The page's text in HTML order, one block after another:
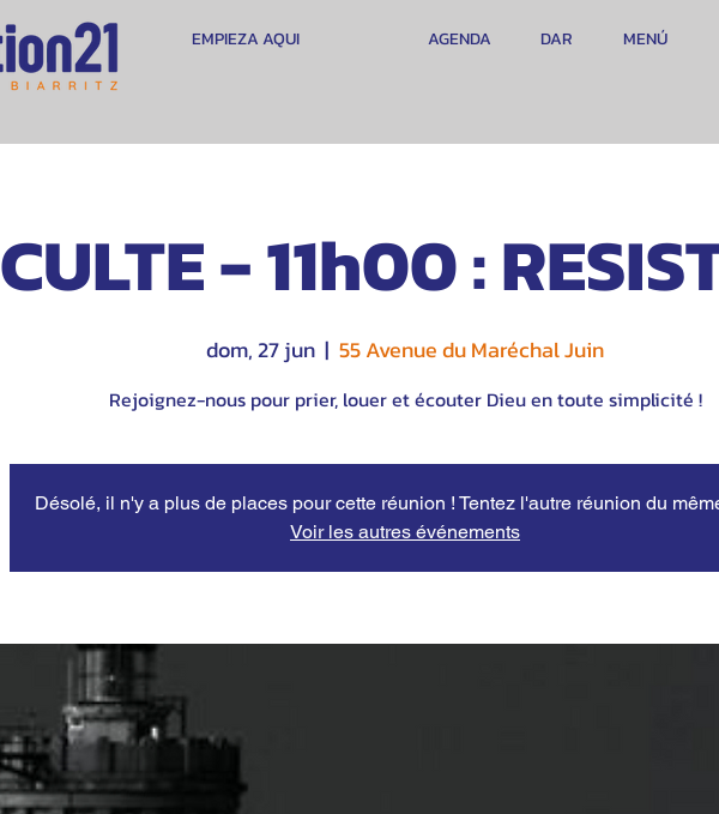
EMPIEZA AQUI DAR MENÚ
AGENDA
CULTE - 11h00 :
dom, 27 jun
  |
55 Avenue du Maréchal Juin
Rejoignez-nous pour prier, louer et écouter Dieu en toute simplicité !
Désolé, il n'y a plus de places pour cette réunion ! Tentez l'autre réunion du
Voir les autres événements